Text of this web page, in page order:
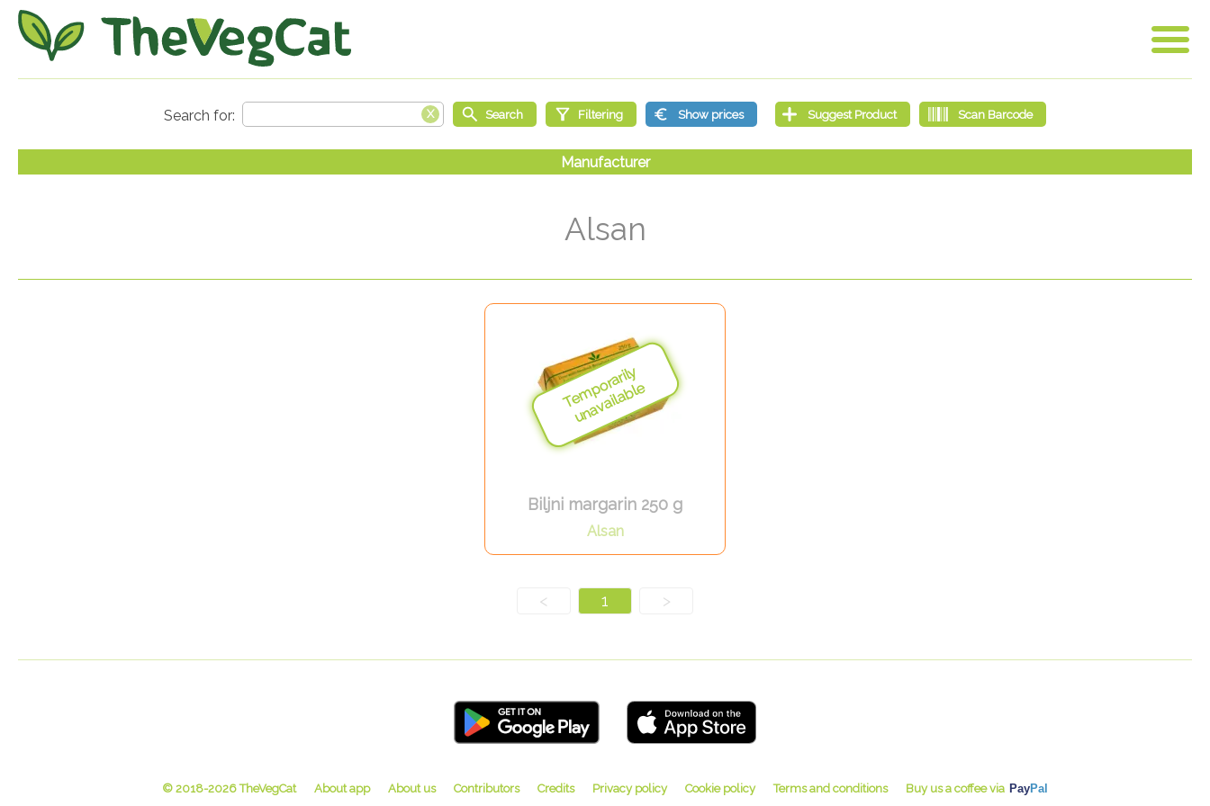
Alsan
Biljni margarin 250 g
Alsan
< 1 >
© 2018-2026 TheVegCat